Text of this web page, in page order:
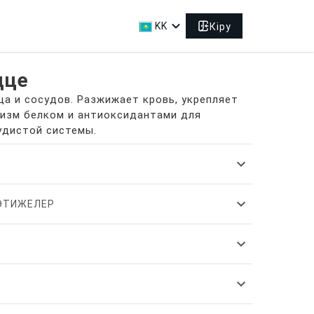
KK expand_more Кіру
и сосудов. Разжижает кровь, укрепляет
белком и антиоксидантами для
системы.
expand_more
expand_more
expand_more
expand_more